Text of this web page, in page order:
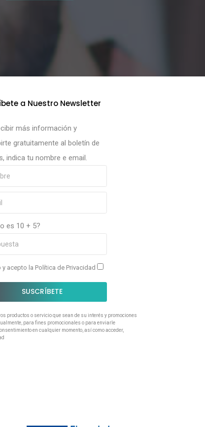
a Nuestro Newsletter
más información y
gratuitamente al boletín de
indica tu nombre e email.
es 10 + 5?
y acepto la Política de Privacidad
SUSCRÍBETE
productos o servicio que sean de su interés y promociones
para fines promocionales o para enviarle
en cualquier momento, así como acceder,